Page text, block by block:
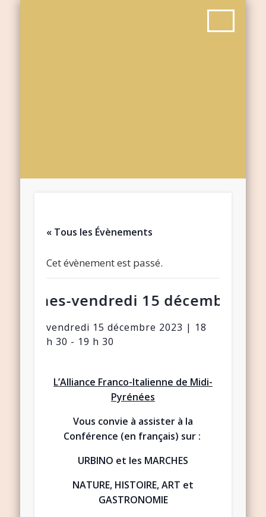
« Tous les Évènements
Cet évènement est passé.
vendredi 15 décembre à
vendredi 15 décembre 2023 | 18
h 30 - 19 h 30
L’Alliance Franco-Italienne de Midi-
Pyrénées
Vous convie à assister à la
Conférence (en français) sur :
URBINO et les MARCHES
NATURE, HISTOIRE, ART et
GASTRONOMIE